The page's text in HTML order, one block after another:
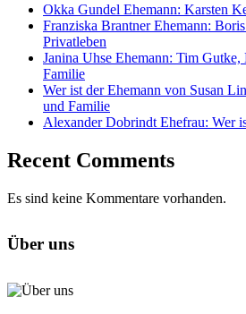
Okka Gundel Ehemann: Karsten
Franziska Brantner Ehemann:
Privatleben
Janina Uhse Ehemann: Tim
Familie
Wer ist der Ehemann von Susan
und Familie
Alexander Dobrindt Ehefrau: Wer
Recent Comments
Es sind keine Kommentare vorhanden.
Über uns